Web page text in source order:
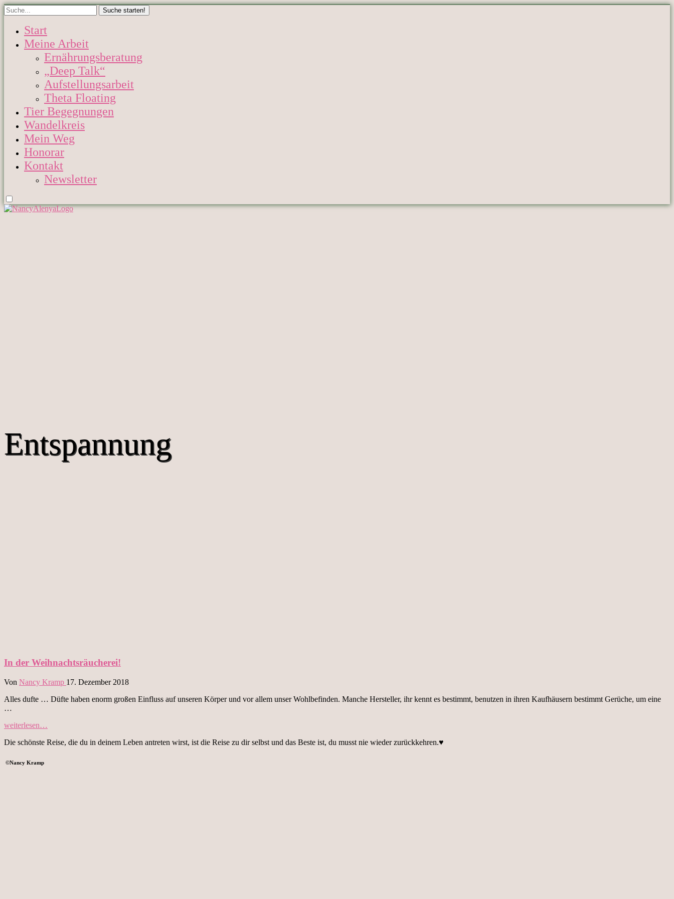
Start
Meine Arbeit
Ernährungsberatung
„Deep Talk“
Aufstellungsarbeit
Theta Floating
Tier Begegnungen
Wandelkreis
Mein Weg
Honorar
Kontakt
Newsletter
Entspannung
In der Weihnachtsräucherei!
Von Nancy Kramp 17. Dezember 2018
Alles dufte … Düfte haben enorm großen Einfluss auf unseren Körper und vor allem unser Wohlbefinden. Manche Hersteller, ihr kennt es bestimmt, benutzen in ihren Kaufhäusern bestimmt Gerüche, um eine
…
weiterlesen…
Weihnachtsräucherei!“
Die schönste Reise, die du in deinem Leben antreten wirst, ist die Reise zu dir selbst und das Beste ist, du musst nie wieder zurückkehren.♥
©Nancy Kramp